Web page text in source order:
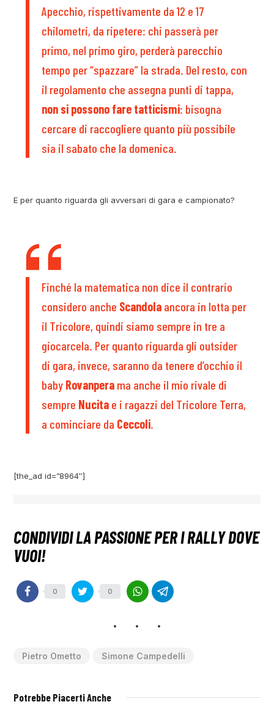
Apecchio, rispettivamente da 12 e 17
chilometri, da ripetere: chi passerà per
primo, nel primo giro, perderà parecchio
tempo per “spazzare” la strada. Del resto, con
il regolamento che assegna punti di tappa,
non si possono fare tatticismi: bisogna
cercare di raccogliere quanto più possibile
sia il sabato che la domenica.
E per quanto riguarda gli avversari di gara e campionato?
Finché la matematica non dice il contrario
considero anche Scandola ancora in lotta per
il Tricolore, quindi siamo sempre in tre a
giocarcela. Per quanto riguarda gli outsider
di gara, invece, saranno da tenere d’occhio il
baby Rovanpera ma anche il mio rivale di
sempre Nucita e i ragazzi del Tricolore Terra,
a cominciare da Ceccoli.
[the_ad id=”8964″]
0 0
Pietro Ometto Simone Campedelli
Potrebbe Piacerti Anche